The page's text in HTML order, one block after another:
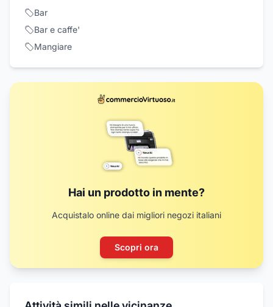
Bar
Bar e caffe'
Mangiare
Hai un prodotto in mente?
Acquistalo online dai migliori negozi italiani
Scopri ora